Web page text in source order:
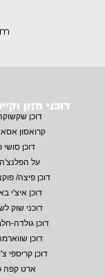
דוכני מזון
דוכן
קרואסון
דוכן
על
דוכן פיצה/
דוכן איצ'י
דוכני שוק
דוכן גולדה-
דוכן
דוכן קריספי
ארט קפה